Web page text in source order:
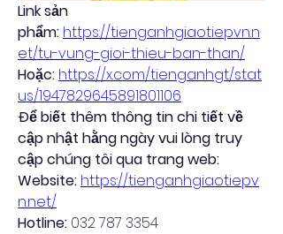
Link sản
phẩm: https://tienganhgiaotiepvn.n
et/tu-vung-gioi-thieu-ban-than/
Hoặc: https://x.com/tienganhgt/stat
us/1947829645891801106
Để biết thêm thông tin chi tiết về
cập nhật hằng ngày vui lòng truy
cập chúng tôi qua trang web:
Website: https://tienganhgiaotiepv
n.net/
Hotline: 032 787 3354